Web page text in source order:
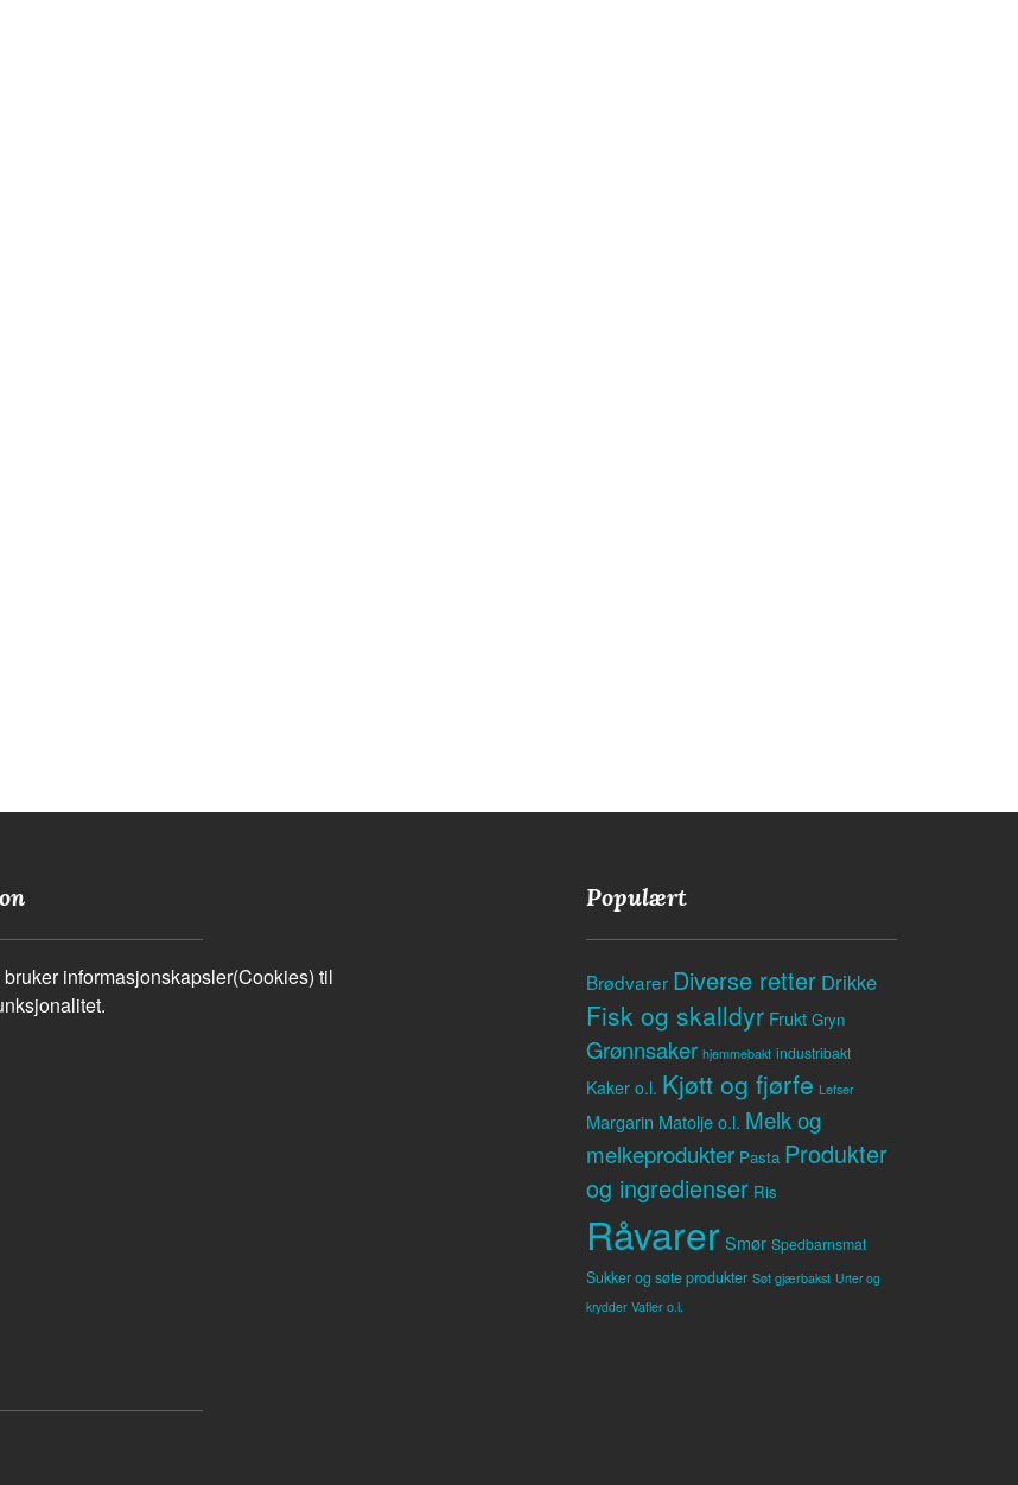
informasjonskapsler(Cookies) til
Populært
Brødvarer Diverse retter Drikke
Fisk og skalldyr Frukt Gryn
Grønnsaker hjemmebakt industribakt
Kaker o.l. Kjøtt og fjørfe Lefser
Margarin Matolje o.l. Melk og
melkeprodukter Pasta Produkter
og ingredienser Ris
Råvarer Smør Spedbarnsmat
Sukker og søte produkter Søt gjærbakst Urter og
krydder Vafler o.l.